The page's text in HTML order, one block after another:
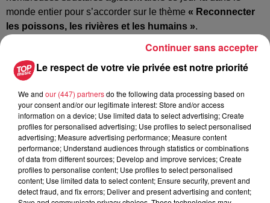
monde entier pour s’accorder sur le thème « Reconnecter
les poissons, les rivières et les humains ».
phrase suivante: «Plus nous sensibiliserons de
personnes aux énormes défis auxquels les poissons sont
confrontés pour survivre dans le monde moderne, plus nous
aurons de possibilités de leur donner un coup de main».
Des espèces migratrices en voie de disparition
Ces espèces ont besoin de réaliserune partie de leur
cycle de vie dans les fleuvesen eau douce et dans la mer.
L’exemple qui correspond le mieux à ce parcours estle
saumon. Une grande partie de ces espèces sonten voie
Le respect de votre vie privée est notre priorité
We and our (447) partnersdo the following data processing based on
your consent and/or our legitimate interest: Store and/or access
information on a device; Use limited data to select advertising; Create
profiles for personalised advertising; Use profiles to select personalised
advertising; Measure advertising performance; Measure content
performance; Understand audiences through statistics or combinations
of data from different sources; Develop and improve services; Create
profiles to personalise content; Use profiles to select personalised
content; Use limited data to select content; Ensure security, prevent and
detect fraud, and fix errors; Deliver and present advertising and content;
Continuer sans accepter